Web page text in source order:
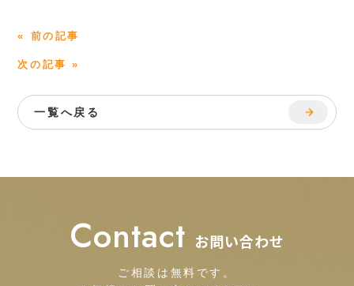
« 前の記事
次の記事 »
一覧へ戻る
Contact お問い合わせ
ご相談は無料です。